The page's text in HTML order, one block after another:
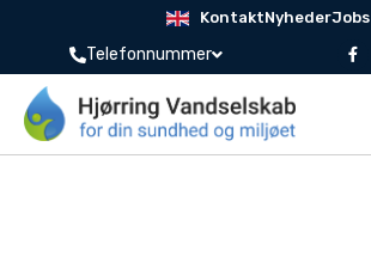
Telefonnummer
KontaktNyhederJobs